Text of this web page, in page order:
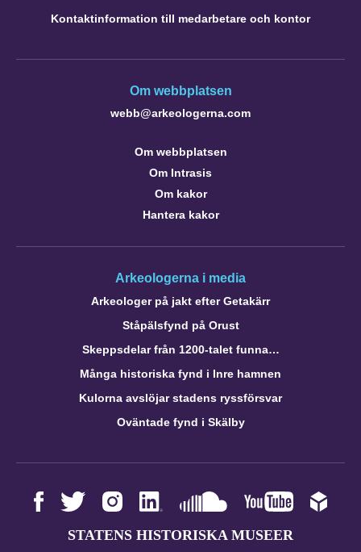
Kontaktinformation till medarbetare och kontor
Om webbplatsen
webb@arkeologerna.com
Om webbplatsen
Om Intrasis
Om kakor
Hantera kakor
Arkeologerna i media
Arkeologer på jakt efter Getakärr
Ståpälsfynd på Orust
Skeppsdelar från 1200-talet funna…
Många historiska fynd i Inre hamnen
Kulorna avslöjar stadens ryssförsvar
Oväntade fynd i Skälby
STATENS HISTORISKA MUSEER